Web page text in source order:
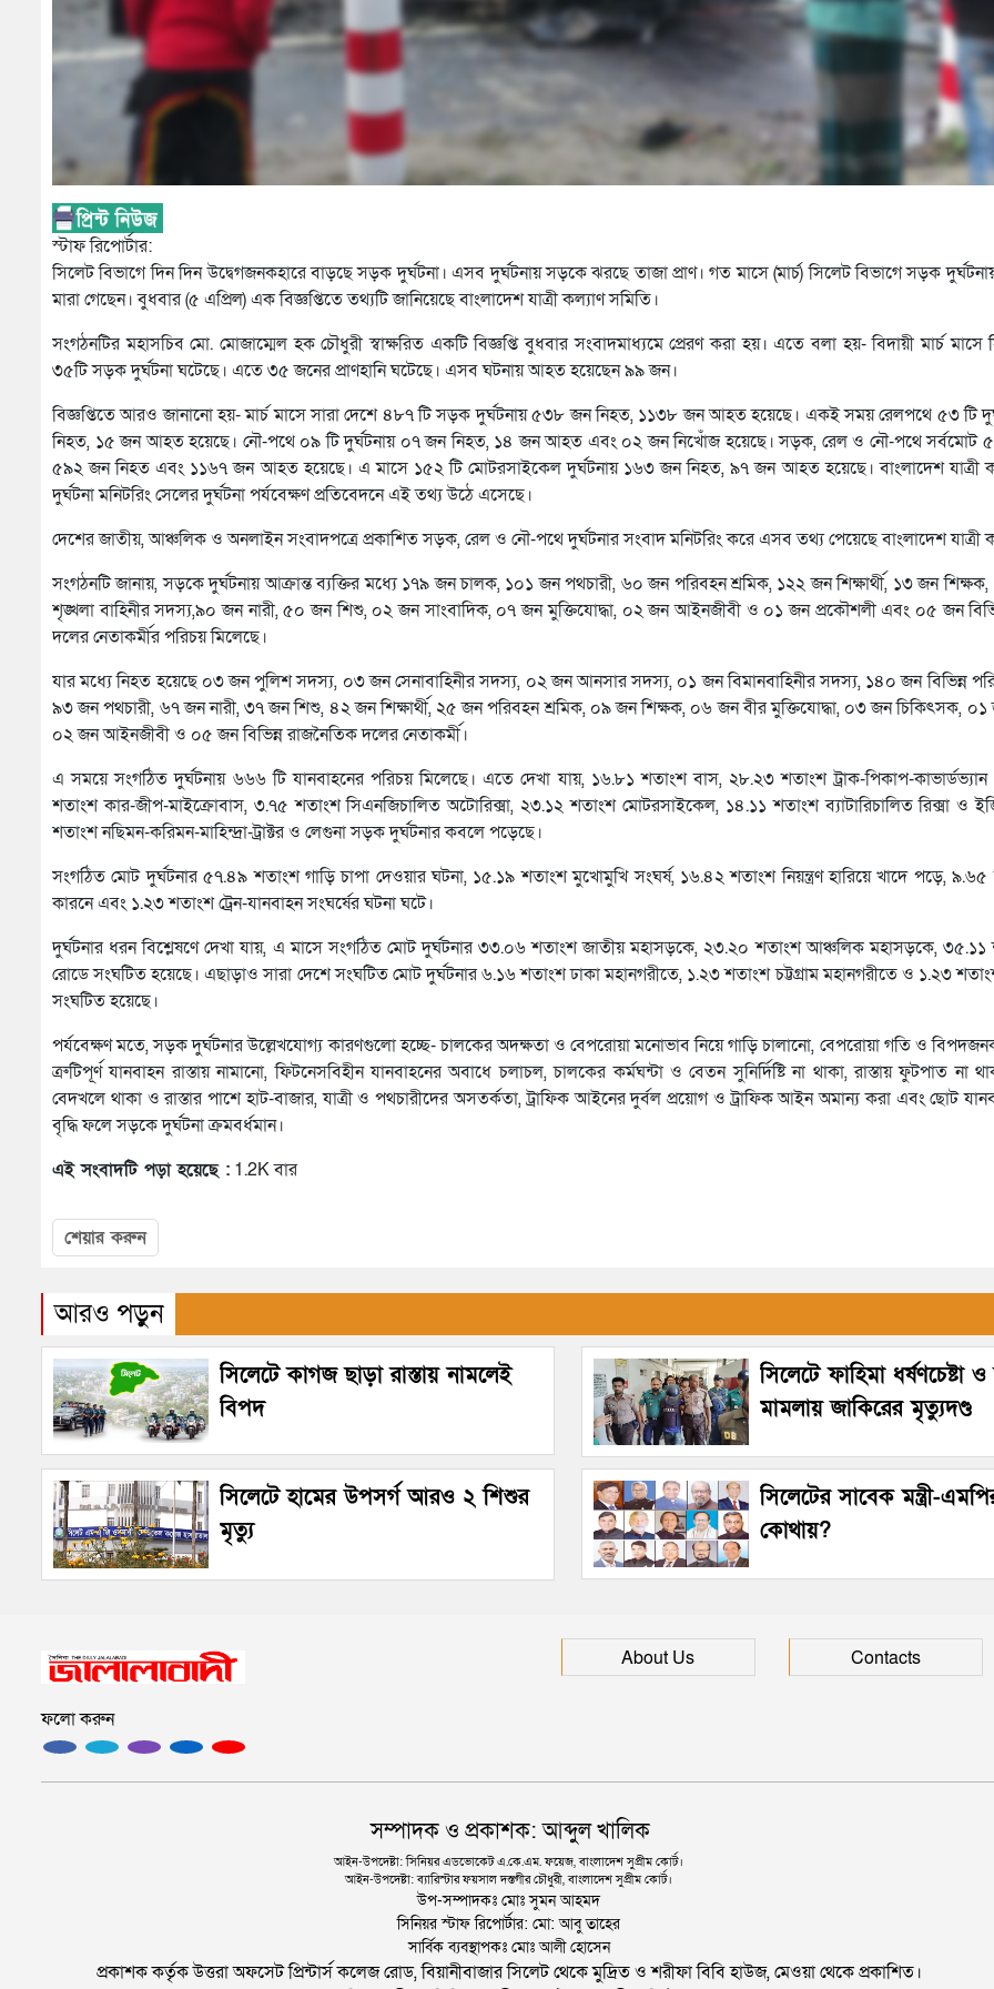
স্টাফ রিপোর্টার:
সিলেট বিভাগে দিন দিন উদ্বেগজনকহারে বাড়ছে সড়ক দুর্ঘটনা। এসব দুর্ঘটনায় সড়কে ঝরছে তাজা প্রাণ। গত মাসে (মার্চ) সিলেট বিভাগে সড়ক
মারা গেছেন। বুধবার (৫ এপ্রিল) এক বিজ্ঞপ্তিতে তথ্যটি জানিয়েছে বাংলাদেশ যাত্রী কল্যাণ সমিতি।
সংগঠনটির মহাসচিব মো. মোজাম্মেল হক চৌধুরী স্বাক্ষরিত একটি বিজ্ঞপ্তি বুধবার সংবাদমাধ্যমে প্রেরণ করা হয়। এতে বলা হয়- বিদায়ী মার্চ মাসে
৩৫টি সড়ক দুর্ঘটনা ঘটেছে। এতে ৩৫ জনের প্রাণহানি ঘটেছে। এসব ঘটনায় আহত হয়েছেন ৯৯ জন।
বিজ্ঞপ্তিতে আরও জানানো হয়- মার্চ মাসে সারা দেশে ৪৮৭ টি সড়ক দুর্ঘটনায় ৫৩৮ জন নিহত, ১১৩৮ জন আহত হয়েছে। একই সময় রেলপথে ৫৩ টি
নিহত, ১৫ জন আহত হয়েছে। নৌ-পথে ০৯ টি দুর্ঘটনায় ০৭ জন নিহত, ১৪ জন আহত এবং ০২ জন নিখোঁজ হয়েছে। সড়ক, রেল ও নৌ-পথে সর্বমোট
৫৯২ জন নিহত এবং ১১৬৭ জন আহত হয়েছে। এ মাসে ১৫২ টি মোটরসাইকেল দুর্ঘটনায় ১৬৩ জন নিহত, ৯৭ জন আহত হয়েছে। বাংলাদেশ যাত্রী
দুর্ঘটনা মনিটরিং সেলের দুর্ঘটনা পর্যবেক্ষণ প্রতিবেদনে এই তথ্য উঠে এসেছে।
দেশের জাতীয়, আঞ্চলিক ও অনলাইন সংবাদপত্রে প্রকাশিত সড়ক, রেল ও নৌ-পথে দুর্ঘটনার সংবাদ মনিটরিং করে এসব তথ্য পেয়েছে বাংলাদেশ যাত্রী
সংগঠনটি জানায়, সড়কে দুর্ঘটনায় আক্রান্ত ব্যক্তির মধ্যে ১৭৯ জন চালক, ১০১ জন পথচারী, ৬০ জন পরিবহন শ্রমিক, ১২২ জন শিক্ষার্থী, ১৩ জন
শৃঙ্খলা বাহিনীর সদস্য,৯০ জন নারী, ৫০ জন শিশু, ০২ জন সাংবাদিক, ০৭ জন মুক্তিযোদ্ধা, ০২ জন আইনজীবী ও ০১ জন প্রকৌশলী এবং ০৫ জন
দলের নেতাকর্মীর পরিচয় মিলেছে।
যার মধ্যে নিহত হয়েছে ০৩ জন পুলিশ সদস্য, ০৩ জন সেনাবাহিনীর সদস্য, ০২ জন আনসার সদস্য, ০১ জন বিমানবাহিনীর সদস্য, ১৪০ জন বিভিন্ন
৯৩ জন পথচারী, ৬৭ জন নারী, ৩৭ জন শিশু, ৪২ জন শিক্ষার্থী, ২৫ জন পরিবহন শ্রমিক, ০৯ জন শিক্ষক, ০৬ জন বীর মুক্তিযোদ্ধা, ০৩ জন চিকিৎসক, ০১
০২ জন আইনজীবী ও ০৫ জন বিভিন্ন রাজনৈতিক দলের নেতাকর্মী।
এ সময়ে সংগঠিত দুর্ঘটনায় ৬৬৬ টি যানবাহনের পরিচয় মিলেছে। এতে দেখা যায়, ১৬.৮১ শতাংশ বাস, ২৮.২৩ শতাংশ ট্রাক-পিকাপ-
শতাংশ কার-জীপ-মাইক্রোবাস, ৩.৭৫ শতাংশ সিএনজিচালিত অটোরিক্সা, ২৩.১২ শতাংশ মোটরসাইকেল, ১৪.১১ শতাংশ ব্যাটারিচালিত রিক্সা ও
শতাংশ নছিমন-করিমন-মাহিন্দ্রা-ট্রাক্টর ও লেগুনা সড়ক দুর্ঘটনার কবলে পড়েছে।
সংগঠিত মোট দুর্ঘটনার ৫৭.৪৯ শতাংশ গাড়ি চাপা দেওয়ার ঘটনা, ১৫.১৯ শতাংশ মুখোমুখি সংঘর্ষ, ১৬.৪২ শতাংশ নিয়ন্ত্রণ হারিয়ে খাদে পড়ে,
কারনে এবং ১.২৩ শতাংশ ট্রেন-যানবাহন সংঘর্ষের ঘটনা ঘটে।
দুর্ঘটনার ধরন বিশ্লেষণে দেখা যায়, এ মাসে সংগঠিত মোট দুর্ঘটনার ৩৩.০৬ শতাংশ জাতীয় মহাসড়কে, ২৩.২০ শতাংশ আঞ্চলিক মহাসড়কে, ৩৫.১১
রোডে সংঘটিত হয়েছে। এছাড়াও সারা দেশে সংঘটিত মোট দুর্ঘটনার ৬.১৬ শতাংশ ঢাকা মহানগরীতে, ১.২৩ শতাংশ চট্টগ্রাম মহানগরীতে ও ১.২৩
সংঘটিত হয়েছে।
পর্যবেক্ষণ মতে, সড়ক দুর্ঘটনার উল্লেখযোগ্য কারণগুলো হচ্ছে- চালকের অদক্ষতা ও বেপরোয়া মনোভাব নিয়ে গাড়ি চালানো, বেপরোয়া গতি ও
ত্রুটিপূর্ণ যানবাহন রাস্তায় নামানো, ফিটনেসবিহীন যানবাহনের অবাধে চলাচল, চালকের কর্মঘন্টা ও বেতন সুনির্দিষ্টি না থাকা, রাস্তায় ফুটপাত না
বেদখলে থাকা ও রাস্তার পাশে হাট-বাজার, যাত্রী ও পথচারীদের অসতর্কতা, ট্রাফিক আইনের দুর্বল প্রয়োগ ও ট্রাফিক আইন অমান্য করা এবং ছোট
বৃদ্ধি ফলে সড়কে দুর্ঘটনা ক্রমবর্ধমান।
এই সংবাদটি পড়া হয়েছে : 1.2K বার
শেয়ার করুন
আরও পড়ুন
সিলেটে কাগজ ছাড়া রাস্তায় নামলেই
বিপদ
সিলেটে ফাহিমা ধর্ষণচেষ্টা ও
মামলায় জাকিরের মৃত্যুদণ্ড
সিলেটে হামের উপসর্গ আরও ২ শিশুর
মৃত্যু
সিলেটের সাবেক মন্ত্রী-
কোথায়?
ফলো করুন
About Us Contacts
সম্পাদক ও প্রকাশক: আব্দুল খালিক
আইন-উপদেষ্টা: সিনিয়র এডভোকেট এ.কে.এম. ফয়েজ, বাংলাদেশ সুপ্রীম কোর্ট।
আইন-উপদেষ্টা: ব্যারিস্টার ফয়সাল দস্তগীর চৌধুরী, বাংলাদেশ সুপ্রীম কোর্ট।
উপ-সম্পাদকঃ মোঃ সুমন আহমদ
সিনিয়র স্টাফ রিপোর্টার: মো: আবু তাহের
সার্বিক ব্যবস্থাপকঃ মোঃ আলী হোসেন
প্রকাশক কর্তৃক উত্তরা অফসেট প্রিন্টার্স কলেজ রোড, বিয়ানীবাজার সিলেট থেকে মুদ্রিত ও শরীফা বিবি হাউজ, মেওয়া থেকে প্রকাশিত।